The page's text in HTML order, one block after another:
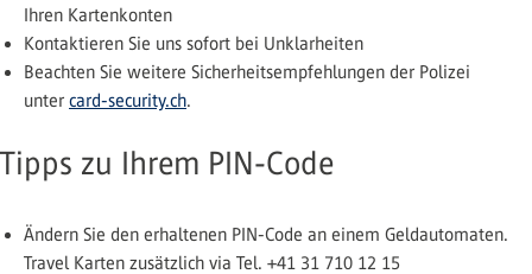
Ihren Kartenkonten
Kontaktieren Sie uns sofort bei Unklarheiten
Beachten Sie weitere Sicherheitsempfehlungen der Polizei
unter card-security.ch.
Tipps zu Ihrem PIN-Code
Ändern Sie den erhaltenen PIN-Code an einem Geldautomaten.
Travel Karten zusätzlich via Tel. +41 31 710 12 15